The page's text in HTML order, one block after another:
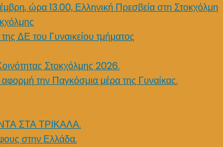
ώρα 13.00, Ελληνική Πρεσβεία στη Στοκχόλμη
ΔΕ του Γυναικείου τμήματος
Στοκχόλμης 2026.
την Παγκόσμια μέρα της Γυναίκας.
ΣΤΑ ΤΡΙΚΑΛΑ.
στην Ελλάδα.